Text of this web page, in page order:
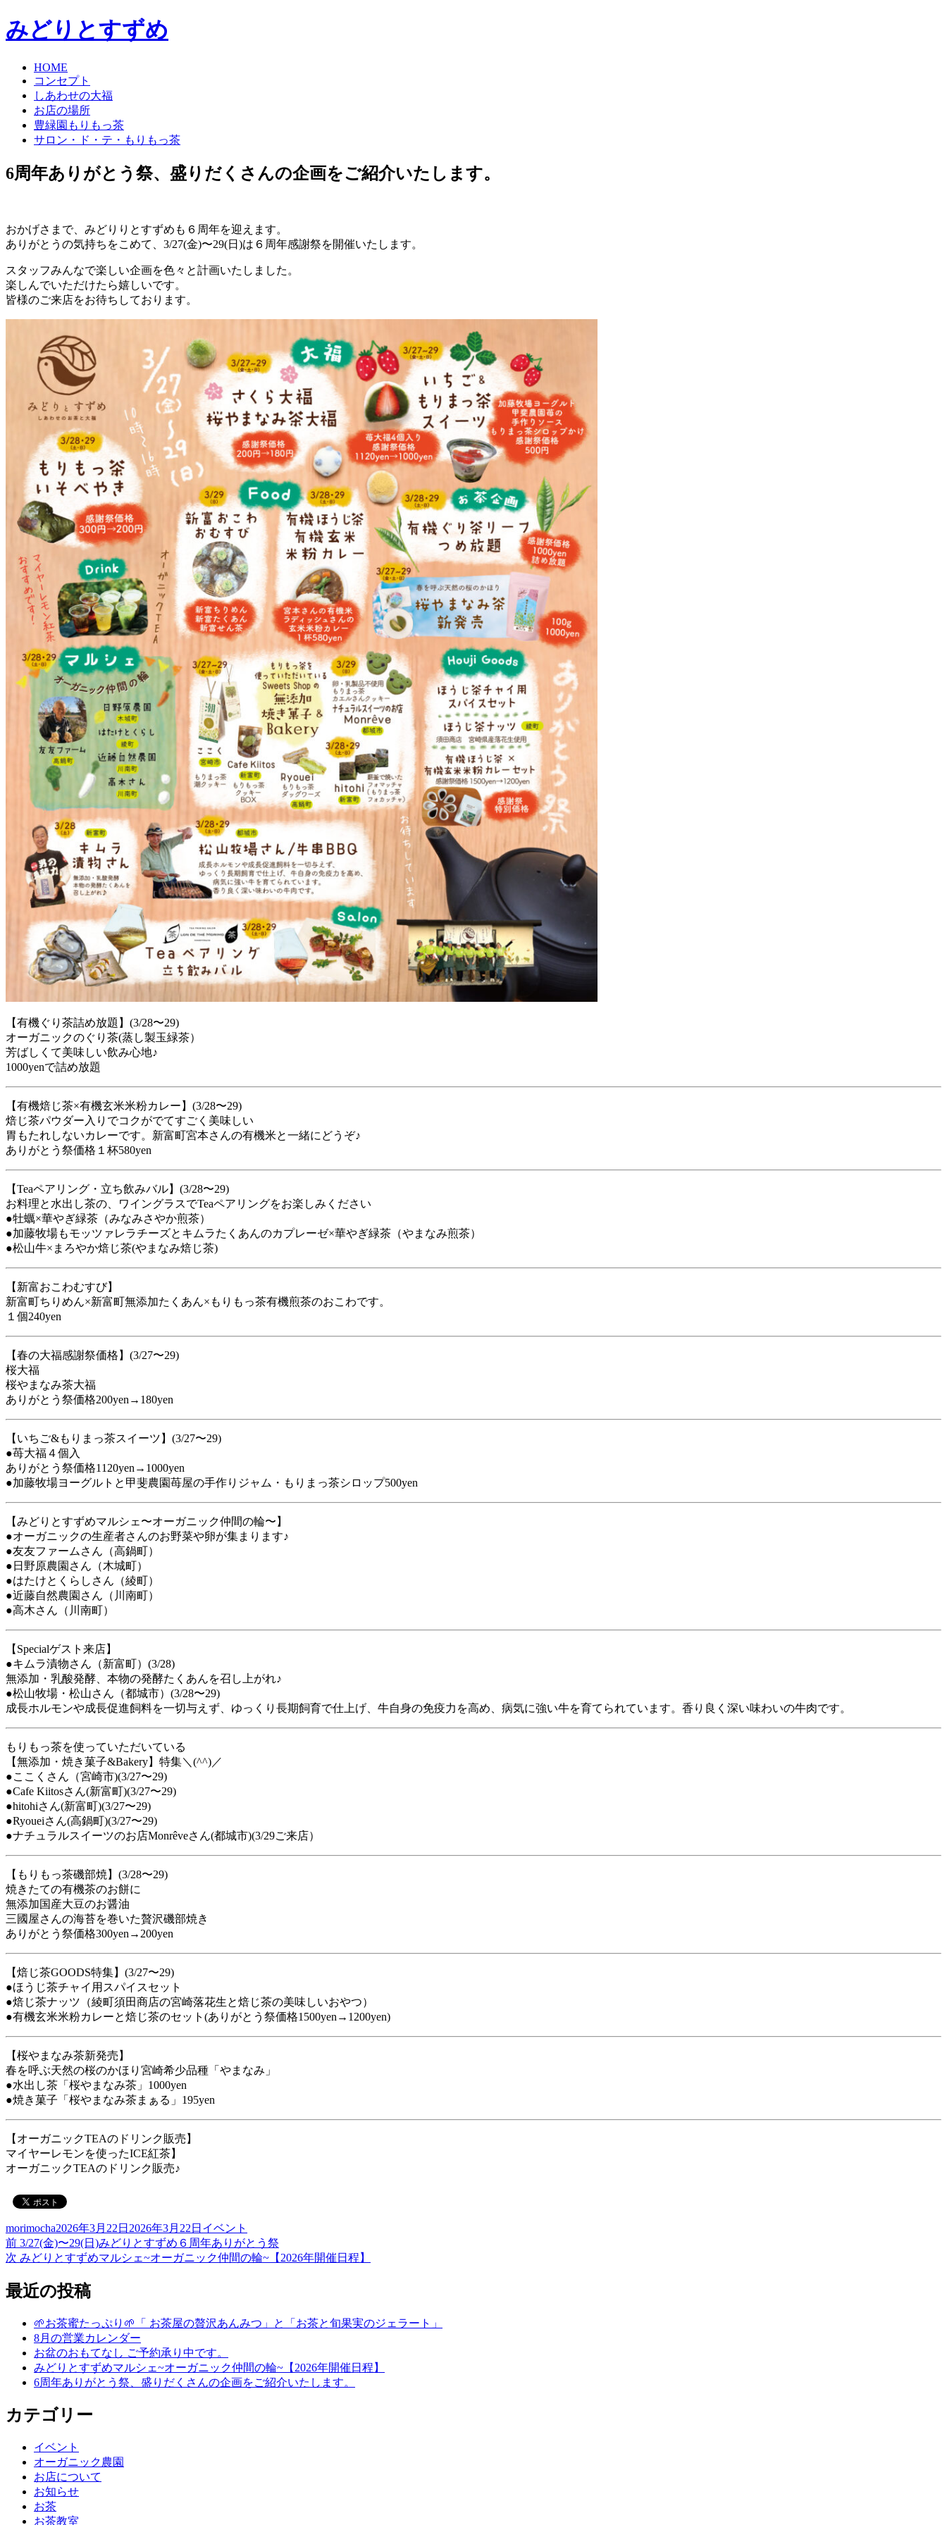
みどりとすずめ
HOME
コンセプト
しあわせの大福
お店の場所
豊緑園もりもっ茶
サロン・ド・テ・もりもっ茶
コ
ン
ツ
へ
キ
ッ
プ
6周年ありがとう祭、盛りだくさんの企画をご紹介いたします。
おかげさまで、みどりりとすずめも６周年を迎えます。
ありがとうの気持ちをこめて、3/27(金)〜29(日)は６周年感謝祭を開催いたします。
スタッフみんなで楽しい企画を色々と計画いたしました。
楽しんでいただけたら嬉しいです。
皆様のご来店をお待ちしております。
【有機ぐり茶詰め放題】(3/28〜29)
オーガニックのぐり茶(蒸し製玉緑茶）
芳ばしくて美味しい飲み心地♪
1000yenで詰め放題
【有機焙じ茶×有機玄米米粉カレー】(3/28〜29)
焙じ茶パウダー入りでコクがでてすごく美味しい
胃もたれしないカレーです。新富町宮本さんの有機米と一緒にどうぞ♪
ありがとう祭価格１杯580yen
【Teaペアリング・立ち飲みバル】(3/28〜29)
お料理と水出し茶の、ワイングラスでTeaペアリングをお楽しみください
●牡蠣×華やぎ緑茶（みなみさやか煎茶）
●加藤牧場もモッツァレラチーズとキムラたくあんのカプレーゼ×華やぎ緑茶（やまなみ煎茶）
●松山牛×まろやか焙じ茶(やまなみ焙じ茶)
【新富おこわむすび】
新富町ちりめん×新富町無添加たくあん×もりもっ茶有機煎茶のおこわです。
１個240yen
【春の大福感謝祭価格】(3/27〜29)
桜大福
桜やまなみ茶大福
ありがとう祭価格200yen→180yen
【いちご&もりまっ茶スイーツ】(3/27〜29)
●苺大福４個入
ありがとう祭価格1120yen→1000yen
●加藤牧場ヨーグルトと甲斐農園苺屋の手作りジャム・もりまっ茶シロップ500yen
【みどりとすずめマルシェ〜オーガニック仲間の輪〜】
●オーガニックの生産者さんのお野菜や卵が集まります♪
●友友ファームさん（高鍋町）
●日野原農園さん（木城町）
●はたけとくらしさん（綾町）
●近藤自然農園さん（川南町）
●高木さん（川南町）
【Specialゲスト来店】
●キムラ漬物さん（新富町）(3/28)
無添加・乳酸発酵、本物の発酵たくあんを召し上がれ♪
●松山牧場・松山さん（都城市）(3/28〜29)
成長ホルモンや成長促進飼料を一切与えず、ゆっくり長期飼育で仕上げ、牛自身の免疫力を高め、病気に強い牛を育てられています。香り良く深い味わいの牛肉です。
もりもっ茶を使っていただいている
【無添加・焼き菓子&Bakery】特集＼(^^)／
●ここくさん（宮崎市)(3/27〜29)
●Cafe Kiitosさん(新富町)(3/27〜29)
●hitohiさん(新富町)(3/27〜29)
●Ryoueiさん(高鍋町)(3/27〜29)
●ナチュラルスイーツのお店Monrêveさん(都城市)(3/29ご来店）
【もりもっ茶磯部焼】(3/28〜29)
焼きたての有機茶のお餅に
無添加国産大豆のお醤油
三國屋さんの海苔を巻いた贅沢磯部焼き
ありがとう祭価格300yen→200yen
【焙じ茶GOODS特集】(3/27〜29)
●ほうじ茶チャイ用スパイスセット
●焙じ茶ナッツ（綾町須田商店の宮崎落花生と焙じ茶の美味しいおやつ）
●有機玄米米粉カレーと焙じ茶のセット(ありがとう祭価格1500yen→1200yen)
【桜やまなみ茶新発売】
春を呼ぶ天然の桜のかほり宮崎希少品種「やまなみ」
●水出し茶「桜やまなみ茶」1000yen
●焼き菓子「桜やまなみ茶まぁる」195yen
【オーガニックTEAのドリンク販売】
マイヤーレモンを使ったICE紅茶】
オーガニックTEAのドリンク販売♪
投
稿
者
morimocha投
稿
日:
2026年3月22日 2026年3月22日 カ
テ
ゴ
イベント
投
稿
ナ
ョ
ン
前 前
の
稿:
3/27(金)〜29(日)みどりとすずめ６周年ありがとう祭
次 次
投
稿:
みどりとすずめマルシェ~オーガニック仲間の輪~【2026年開催日程】
最近の投稿
🌱お茶蜜たっぷり🌱「 お茶屋の贅沢あんみつ」と「お茶と旬果実のジェラート」
8月の営業カレンダー
お盆のおもてなし ご予約承り中です。
みどりとすずめマルシェ~オーガニック仲間の輪~【2026年開催日程】
6周年ありがとう祭、盛りだくさんの企画をご紹介いたします。
カテゴリー
イベント
オーガニック農園
お店について
お知らせ
お茶
お茶教室